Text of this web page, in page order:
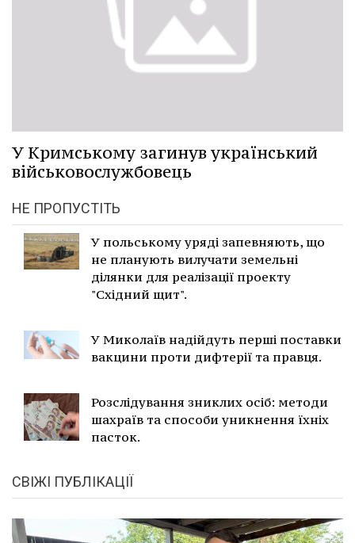
У Кримському загинув український
військовослужбовець
НЕ ПРОПУСТІТЬ
У польському уряді запевняють, що
не планують вилучати земельні
ділянки для реалізації проекту
"Східний щит".
У Миколаїв надійдуть перші поставки
вакцини проти дифтерії та правця.
Розслідування зниклих осіб: методи
шахраїв та способи уникнення їхніх
пасток.
СВІЖІ ПУБЛІКАЦІЇ